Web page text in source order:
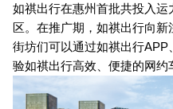
如祺出行在惠州首批共投入
区。在推广期，如祺出行向新
街坊们可以通过如祺出行
验如祺出行高效、便捷的网约